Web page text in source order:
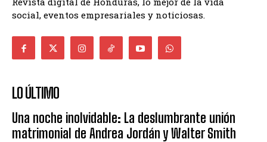
social, eventos empresariales y noticiosas.
LO ÚLTIMO
Una noche inolvidable: La deslumbrante unión
matrimonial de Andrea Jordán y Walter Smith